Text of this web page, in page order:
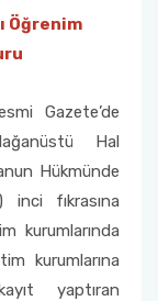
Öğrenim
Gazete’de
Hal
Hükmünde
inci fıkrasına
kurumlarında
kurumlarına
yaptıran